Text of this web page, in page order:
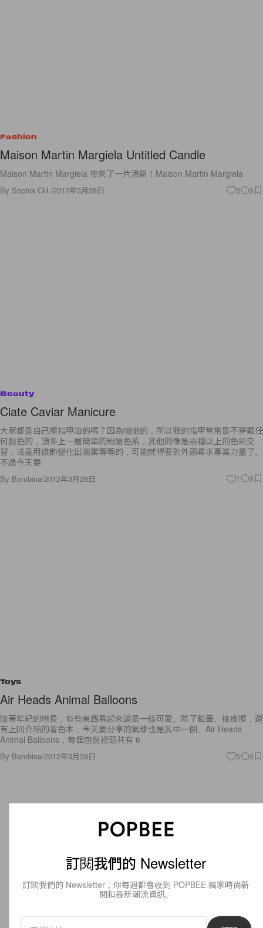
Fashion
Maison Martin Margiela Untitled Candle
Maison Martin Margiela 帶來了一片清新！Maison Martin Margiela
By Sophia CH./2012年3月28日 3 0
Beauty
Ciate Caviar Manicure
大家都是自己擦指甲油的嗎？因為懶懶的，所以我的指甲常常是不穿戴任
何顏色的，頂多上一層簡單的粉嫩色系，其他的像是兩種以上的色彩交
替，或是用鑽飾變化出圖案等等的，可能就得要到外頭尋求專業力量了。
不過今天要
By Bambina/2012年3月28日 1 0
Toys
Air Heads Animal Balloons
隨著年紀的增長，有些東西看起來還是一樣可愛。除了鉛筆、橡皮擦，還
有上回介紹的著色本，今天要分享的氣球也是其中一個。Air Heads
Animal Balloons，每個包裝裡頭共有 6
By Bambina/2012年3月28日 3 0
訂閱我們的 Newsletter
訂閱我們的 Newsletter，你每週都會收到 POPBEE 獨家時尚新
聞和最新潮流資訊。